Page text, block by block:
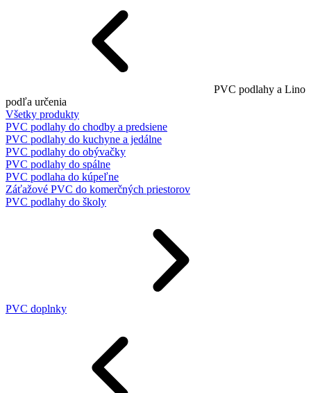
PVC podlahy a Lino
podľa určenia
Všetky produkty
PVC podlahy do chodby a predsiene
PVC podlahy do kuchyne a jedálne
PVC podlahy do obývačky
PVC podlahy do spálne
PVC podlaha do kúpeľne
Záťažové PVC do komerčných priestorov
PVC podlahy do školy
PVC doplnky